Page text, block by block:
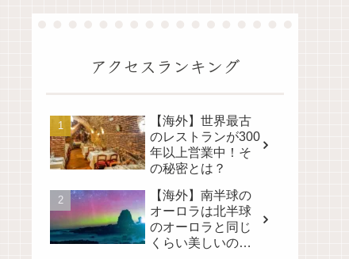
アクセスランキング
【海外】世界最古
のレストランが300
年以上営業中！そ
の秘密とは？
【海外】南半球の
オーロラは北半球
のオーロラと同じ
くらい美しいの